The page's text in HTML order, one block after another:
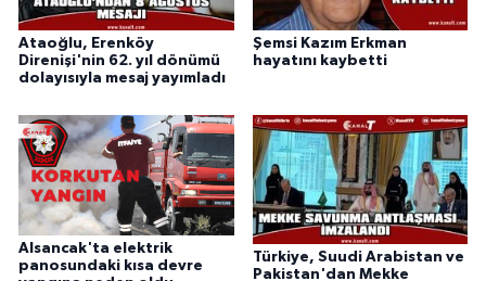
Ataoğlu, Erenköy
Direnişi'nin 62. yıl dönümü
dolayısıyla mesaj yayımladı
Şemsi Kazım Erkman
hayatını kaybetti
Alsancak'ta elektrik
panosundaki kısa devre
Türkiye, Suudi Arabistan ve
Pakistan'dan Mekke